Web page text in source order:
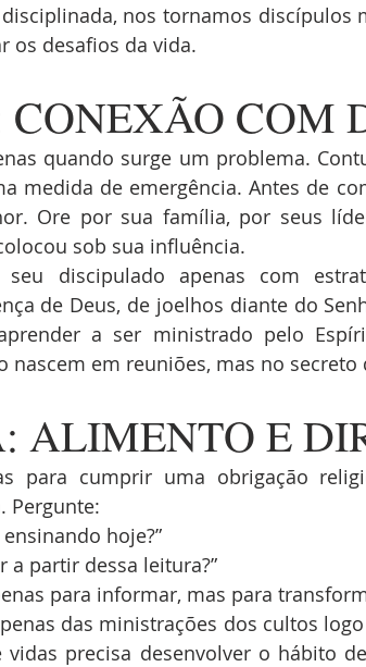
nos tornamos discípulos
os desafios da vida.
COM
quando surge um problema.
medida de emergência. Antes de
Ore por sua família, por seus
sob sua influência.
discipulado apenas com
de Deus, de joelhos diante do
a ser ministrado pelo
nascem em reuniões, mas no secreto
ALIMENTO E
para cumprir uma obrigação
Pergunte:
hoje?”
a partir dessa leitura?”
para informar, mas para
das ministrações dos cultos
precisa desenvolver o hábito